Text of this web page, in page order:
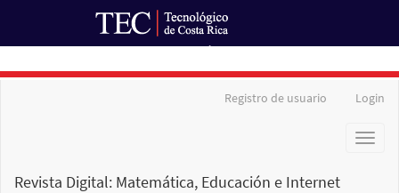
Registro de usuario Login
Toggle
Revista Digital: Matemática, Educación e Internet